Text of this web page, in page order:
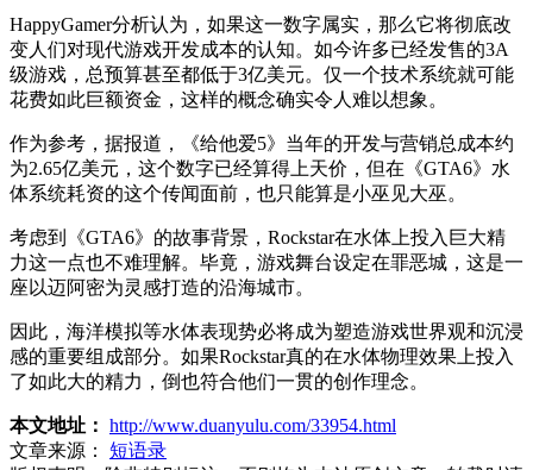
HappyGamer分析认为，如果这一数字属实，那么它将彻底改
变人们对现代游戏开发成本的认知。如今许多已经发售的3A
级游戏，总预算甚至都低于3亿美元。仅一个技术系统就可能
花费如此巨额资金，这样的概念确实令人难以想象。
作为参考，据报道，《给他爱5》当年的开发与营销总成本约
为2.65亿美元，这个数字已经算得上天价，但在《GTA6》水
体系统耗资的这个传闻面前，也只能算是小巫见大巫。
考虑到《GTA6》的故事背景，Rockstar在水体上投入巨大精
力这一点也不难理解。毕竟，游戏舞台设定在罪恶城，这是一
座以迈阿密为灵感打造的沿海城市。
因此，海洋模拟等水体表现势必将成为塑造游戏世界观和沉浸
感的重要组成部分。如果Rockstar真的在水体物理效果上投入
了如此大的精力，倒也符合他们一贯的创作理念。
本文地址： http://www.duanyulu.com/33954.html
文章来源：
短语录